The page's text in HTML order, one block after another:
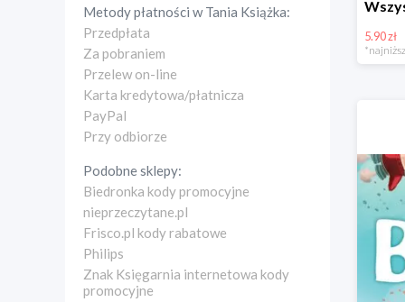
Metody płatności wTania Książka:
Przedpłata
Za pobraniem
Przelew on-line
Karta kredytowa/płatnicza
PayPal
Przy odbiorze
Podobne sklepy:
Biedronka kody promocyjne
nieprzeczytane.pl
Frisco.pl kody rabatowe
Philips
Znak Księgarnia internetowa kody
promocyjne
5.90 zł